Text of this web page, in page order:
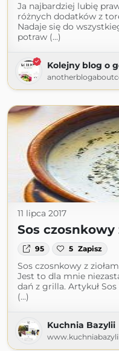
Ja najbardziej lubię
różnych dodatków z
Nadaje się do
potraw (...)
Kolejny blog o
11 lipca 2017
Sos czosnkowy
95 5 Zapisz
Sos czosnkowy z
Jest to dla mnie
dań z grilla. Artykuł
(...)
Kuchnia Bazylii